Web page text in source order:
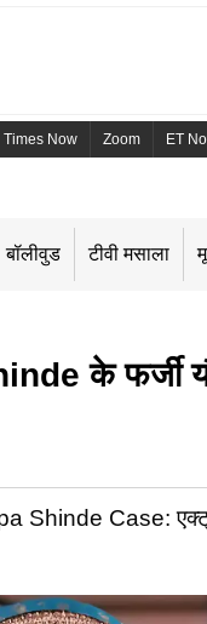
Times Now Zoom ET
बॉलीवुड टीवी मसाला
के फर्जी
Shinde Case: